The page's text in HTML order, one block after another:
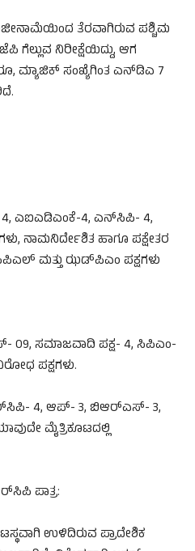
ತೆರವಾಗಿರುವ ಪಶ್ಚಿಮ
ಗೆಲ್ಲುವ ನಿರೀಕ್ಷೆಯಿದ್ದು, ಆಗ
ಮ್ಯಾಜಿಕ್ ಸಂಖ್ಯೆಗಿಂತ ಎನ್‌ಡಿಎ 7
ಎಐಎಡಿಎಂಕೆ-4, ಎನ್‌ಸಿಪಿ- 4,
ನಾಮನಿರ್ದೇಶಿತ ಹಾಗೂ ಪಕ್ಷೇತರ
ಮತ್ತು ಝಡ್‌ಪಿಎಂ ಪಕ್ಷಗಳು
09, ಸಮಾಜವಾದಿ ಪಕ್ಷ- 4, ಸಿಪಿಎಂ-
ಪಕ್ಷಗಳು.
4, ಆಪ್- 3, ಬಿಆರ್‌ಎಸ್- 3,
ಮೈತ್ರಿಕೂಟದಲ್ಲಿ
ಪಾತ್ರ:
ಉಳಿದಿರುವ ಪ್ರಾದೇಶಿಕ